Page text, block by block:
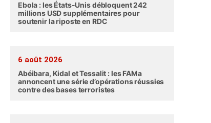
Ebola : les États-Unis débloquent 242
millions USD supplémentaires pour
soutenir la riposte en RDC
6 août 2026
Abéibara, Kidal et Tessalit : les FAMa
annoncent une série d’opérations réussies
contre des bases terroristes